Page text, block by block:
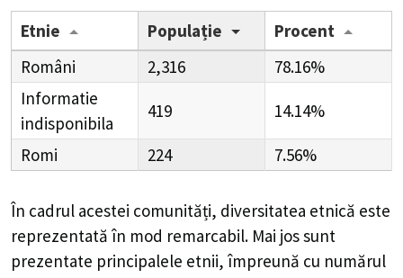
Etnie Populație
Procent
Români
2,316
78.16%
Informatie
indisponibila
419 14.14%
Romi 224 7.56%
În cadrul acestei comunități, diversitatea etnică este
reprezentată în mod remarcabil. Mai jos sunt
prezentate principalele etnii, împreună cu numărul